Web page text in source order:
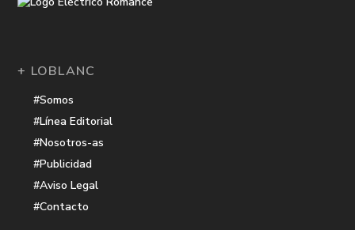
+ LOBLANC
#Somos
#Línea Editorial
#Nosotros-as
#Publicidad
#Aviso Legal
#Contacto